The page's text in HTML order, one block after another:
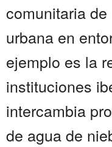
comunitaria
urbana en
ejemplo es la
instituciones
intercambia
de agua de